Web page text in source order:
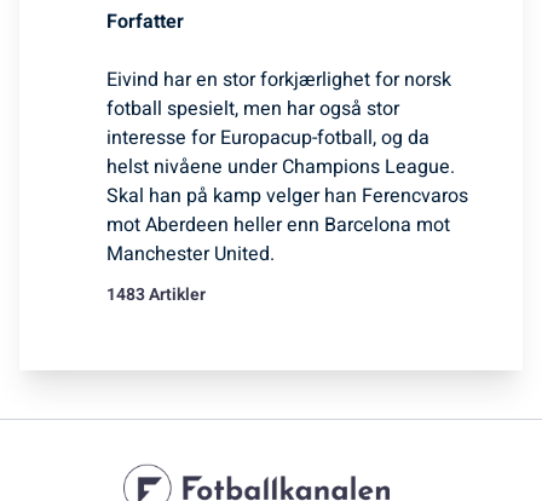
Forfatter
Eivind har en stor forkjærlighet for norsk
fotball spesielt, men har også stor
interesse for Europacup-fotball, og da
helst nivåene under Champions League.
Skal han på kamp velger han Ferencvaros
mot Aberdeen heller enn Barcelona mot
Manchester United.
1483 Artikler